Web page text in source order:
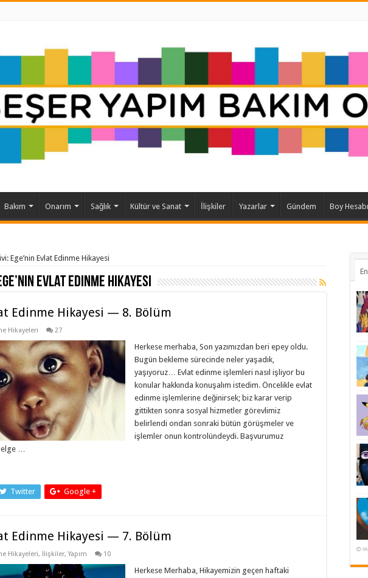
Bakım Onarım Sağlık Kültür ve Sanat İlişkiler Yazarlar Gündem Boy Hesabı
Ege’nin Evlat Edinme Hikayesi
Evlat Edinme Hikayesi
Edinme Hikayesi — 8. Bölüm
Hikayeleri 27
Herkese merhaba, Son yazımızdan beri epey oldu.
Bugün bekleme sürecinde neler yaşadık,
yaşıyoruz… Evlat edinme işlemleri nasıl işliyor bu
konular hakkında konuşalım istedim. Öncelikle evlat
edinme işlemlerine değinirsek; biz karar verip
gittikten sonra sosyal hizmetler görevlimiz
belirlendi ondan sonraki bütün görüşmeler ve
işlemler onun kontrolündeydi. Başvurumuz
…
Twitter Google +
Edinme Hikayesi — 7. Bölüm
Hikayeleri, İlişkiler,Yapım 10
Herkese Merhaba, Hikayemizin geçen haftaki